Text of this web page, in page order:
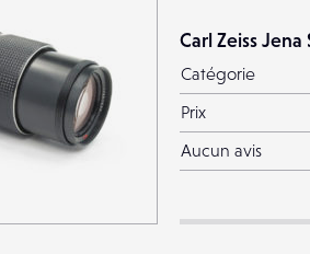
Carl Zeiss
Catégorie
Prix
Aucun avis